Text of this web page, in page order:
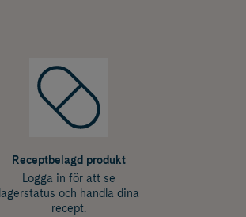
Receptbelagd produkt
Logga in för att se
lagerstatus och handla dina
recept.